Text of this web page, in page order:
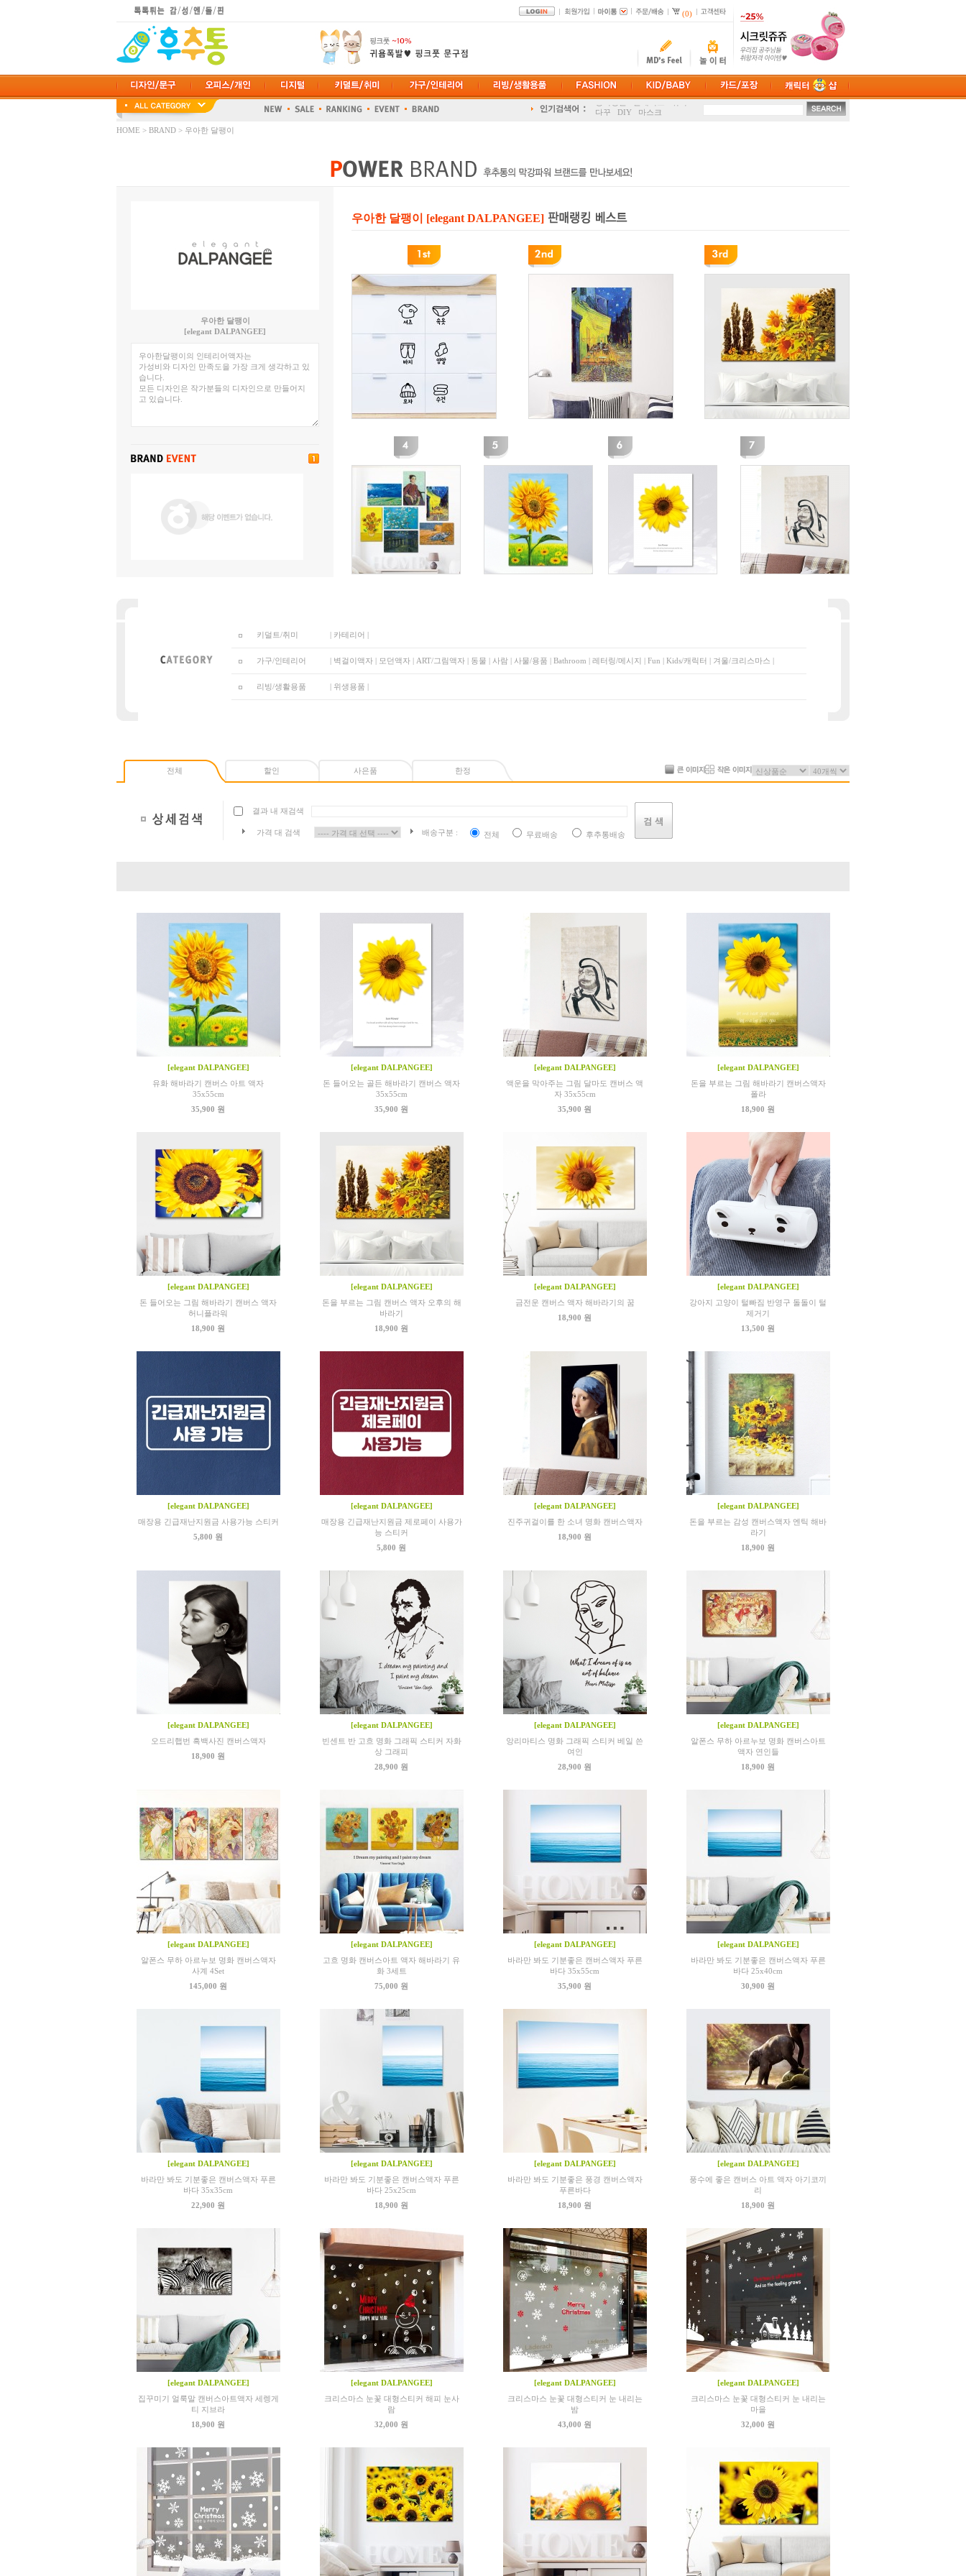
(0)
정리정돈 폰케이스
취미
다꾸
DIY 마스크
HOME > BRAND > 우아한 달팽이
우아한 달팽이
[elegant DALPANGEE]
우아한 달팽이 [elegant DALPANGEE]
키덜트/취미 | 카테리어 |
가구/인테리어 | 벽걸이액자 | 모던액자 | ART/그림액자 | 동물 | 사람 | 사물/용품 | Bathroom | 레터링/메시지 | Fun | Kids/캐릭터 | 겨울/크리스마스 |
리빙/생활용품 | 위생용품 |
전체 할인 사은품 한정
결과 내 재검색
가격 대 검색 배송구분 : 전체 무료배송 후추통배송
[elegant DALPANGEE]
유화 해바라기 캔버스 아트 액자
35x55cm
35,900 원
[elegant DALPANGEE]
돈 들어오는 골든 해바라기 캔버스 액자
35x55cm
35,900 원
[elegant DALPANGEE]
액운을 막아주는 그림 달마도 캔버스 액
자 35x55cm
35,900 원
[elegant DALPANGEE]
돈을 부르는 그림 해바라기 캔버스액자
폴라
18,900 원
[elegant DALPANGEE]
돈 들어오는 그림 해바라기 캔버스 액자
허니플라워
18,900 원
[elegant DALPANGEE]
돈을 부르는 그림 캔버스 액자 오후의 해
바라기
18,900 원
[elegant DALPANGEE]
금전운 캔버스 액자 해바라기의 꿈
18,900 원
[elegant DALPANGEE]
강아지 고양이 털빠짐 반영구 돌돌이 털
제거기
13,500 원
[elegant DALPANGEE]
매장용 긴급재난지원금 사용가능 스티커
5,800 원
[elegant DALPANGEE]
매장용 긴급재난지원금 제로페이 사용가
능 스티커
5,800 원
[elegant DALPANGEE]
진주귀걸이를 한 소녀 명화 캔버스액자
18,900 원
[elegant DALPANGEE]
돈을 부르는 감성 캔버스액자 엔틱 해바
라기
18,900 원
[elegant DALPANGEE]
오드리햅번 흑백사진 캔버스액자
18,900 원
[elegant DALPANGEE]
빈센트 반 고흐 명화 그래픽 스티커 자화
상 그래피
28,900 원
[elegant DALPANGEE]
앙리마티스 명화 그래픽 스티커 베일 쓴
여인
28,900 원
[elegant DALPANGEE]
알폰스 무하 아르누보 명화 캔버스아트
액자 연인들
18,900 원
[elegant DALPANGEE]
알폰스 무하 아르누보 명화 캔버스액자
사계 4Set
145,000 원
[elegant DALPANGEE]
고흐 명화 캔버스아트 액자 해바라기 유
화 3세트
75,000 원
[elegant DALPANGEE]
바라만 봐도 기분좋은 캔버스액자 푸른
바다 35x55cm
35,900 원
[elegant DALPANGEE]
바라만 봐도 기분좋은 캔버스액자 푸른
바다 25x40cm
30,900 원
[elegant DALPANGEE]
바라만 봐도 기분좋은 캔버스액자 푸른
바다 35x35cm
22,900 원
[elegant DALPANGEE]
바라만 봐도 기분좋은 캔버스액자 푸른
바다 25x25cm
18,900 원
[elegant DALPANGEE]
바라만 봐도 기분좋은 풍경 캔버스액자
푸른바다
18,900 원
[elegant DALPANGEE]
풍수에 좋은 캔버스 아트 액자 아기코끼
리
18,900 원
[elegant DALPANGEE]
집꾸미기 얼룩말 캔버스아트액자 세렝게
티 지브라
18,900 원
[elegant DALPANGEE]
크리스마스 눈꽃 대형스티커 해피 눈사
람
32,000 원
[elegant DALPANGEE]
크리스마스 눈꽃 대형스티커 눈 내리는
밤
43,000 원
[elegant DALPANGEE]
크리스마스 눈꽃 대형스티커 눈 내리는
마을
32,000 원